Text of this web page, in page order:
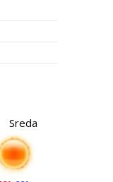
Sreda